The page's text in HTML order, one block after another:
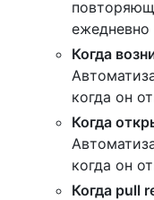
ежедневно
Когда
когда он
Когда
когда он
Когда pull